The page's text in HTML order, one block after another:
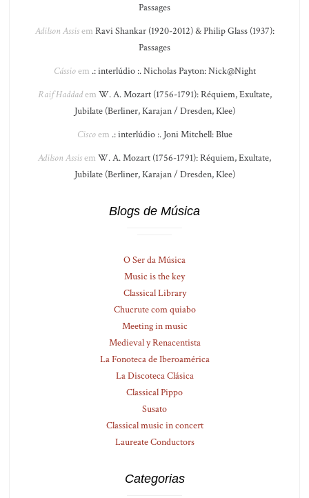
Passages
Adilson Assisem Ravi Shankar (1920-2012) & Philip Glass (1937):
Passages
Cássioem .: interlúdio :. Nicholas Payton: Nick@Night
Raif Haddadem W. A. Mozart (1756-1791): Réquiem, Exultate,
Jubilate (Berliner, Karajan / Dresden, Klee)
Ciscoem .: interlúdio :. Joni Mitchell: Blue
Adilson Assisem W. A. Mozart (1756-1791): Réquiem, Exultate,
Jubilate (Berliner, Karajan / Dresden, Klee)
Blogs de Música
O Ser da Música
Music is the key
Classical Library
Chucrute com quiabo
Meeting in music
Medieval y Renacentista
La Fonoteca de Iberoamérica
La Discoteca Clásica
Classical Pippo
Susato
Classical music in concert
Laureate Conductors
Categorias